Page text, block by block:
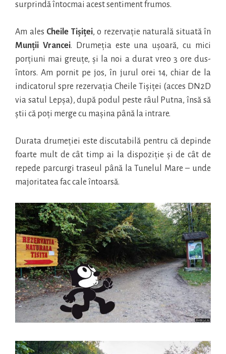
surprindă întocmai acest sentiment frumos.
Am ales Cheile Tișiței, o rezervație naturală situată în
Munții Vrancei. Drumeția este una ușoară, cu mici
porțiuni mai greuțe, și la noi a durat vreo 3 ore dus-
întors. Am pornit pe jos, în jurul orei 14, chiar de la
indicatorul spre rezervația Cheile Tișiței (acces DN2D
via satul Lepșa), după podul peste râul Putna, însă să
știi că poți merge cu mașina până la intrare.
Durata drumeției este discutabilă pentru că depinde
foarte mult de cât timp ai la dispoziție și de cât de
repede parcurgi traseul până la Tunelul Mare – unde
majoritatea fac cale întoarsă.